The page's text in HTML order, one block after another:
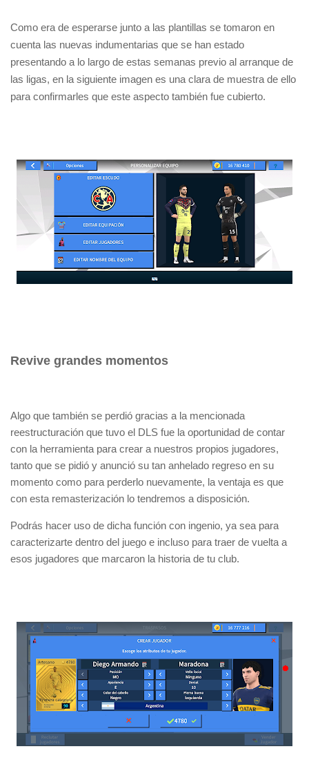
Como era de esperarse junto a las plantillas se tomaron en
cuenta las nuevas indumentarias que se han estado
presentando a lo largo de estas semanas previo al arranque de
las ligas, en la siguiente imagen es una clara de muestra de ello
para confirmarles que este aspecto también fue cubierto.
Revive grandes momentos
Algo que también se perdió gracias a la mencionada
reestructuración que tuvo el DLS fue la oportunidad de contar
con la herramienta para crear a nuestros propios jugadores,
tanto que se pidió y anunció su tan anhelado regreso en su
momento como para perderlo nuevamente, la ventaja es que
con esta remasterización lo tendremos a disposición.
Podrás hacer uso de dicha función con ingenio, ya sea para
caracterizarte dentro del juego e incluso para traer de vuelta a
esos jugadores que marcaron la historia de tu club.